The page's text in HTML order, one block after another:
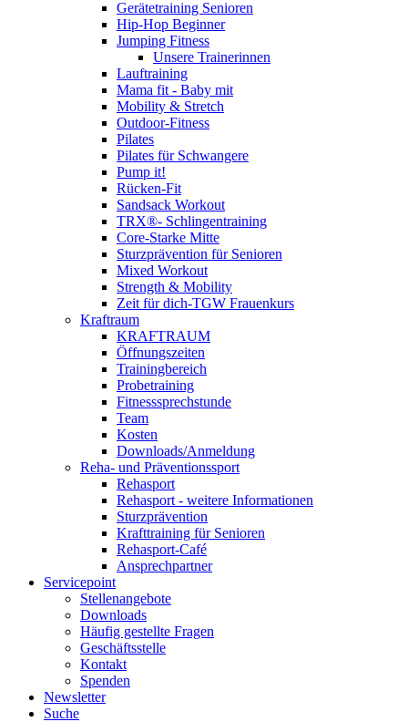
Gerätetraining Senioren
Hip-Hop Beginner
Jumping Fitness
Unsere Trainerinnen
Lauftraining
Mama fit - Baby mit
Mobility & Stretch
Outdoor-Fitness
Pilates
Pilates für Schwangere
Pump it!
Rücken-Fit
Sandsack Workout
TRX®- Schlingentraining
Core-Starke Mitte
Sturzprävention für Senioren
Mixed Workout
Strength & Mobility
Zeit für dich-TGW Frauenkurs
Kraftraum
KRAFTRAUM
Öffnungszeiten
Trainingbereich
Probetraining
Fitnesssprechstunde
Team
Kosten
Downloads/Anmeldung
Reha- und Präventionssport
Rehasport
Rehasport - weitere Informationen
Sturzprävention
Krafttraining für Senioren
Rehasport-Café
Ansprechpartner
Servicepoint
Stellenangebote
Downloads
Häufig gestellte Fragen
Geschäftsstelle
Kontakt
Spenden
Newsletter
Suche